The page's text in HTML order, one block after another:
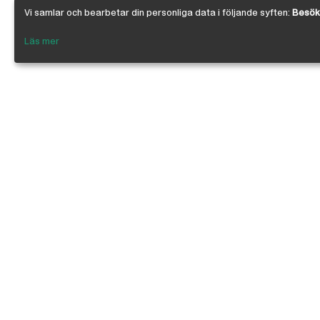
Vi samlar och bearbetar din personliga data i följande syften:
Läs mer